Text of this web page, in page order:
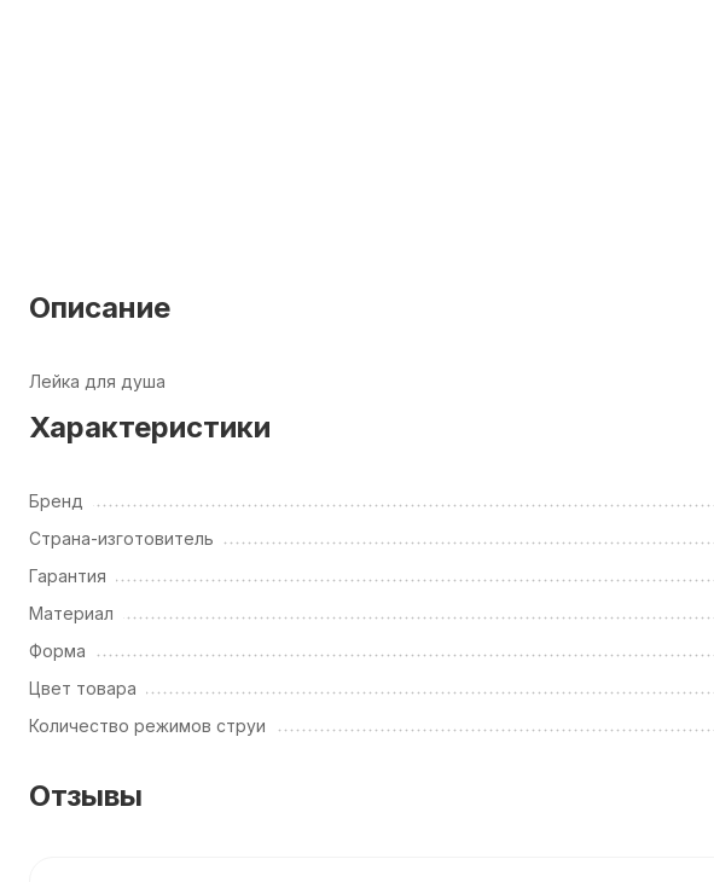
Описание
Лейка для душа
Характеристики
Бренд
Страна-изготовитель
Гарантия
Материал
Форма
Цвет товара
Количество режимов струи
Отзывы